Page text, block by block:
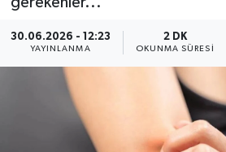
30.06.2026 - 12:23
YAYINLANMA
2 DK
OKUNMA SÜRESI